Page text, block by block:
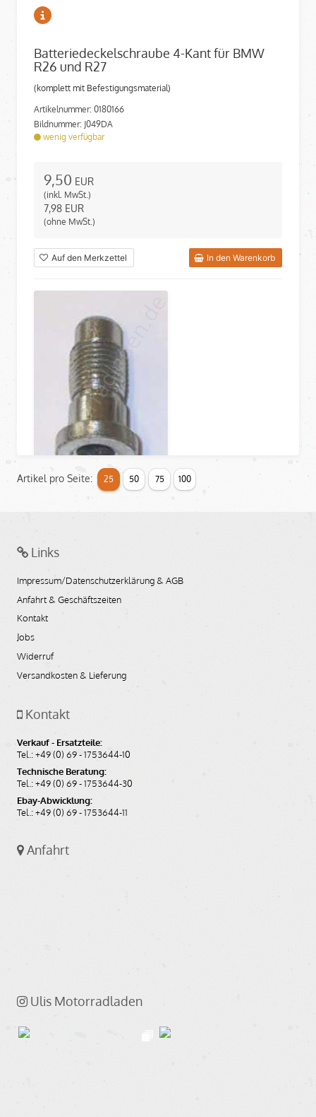
Batteriedeckelschraube 4-Kant für BMW
R26 und R27
(komplett mit Befestigungsmaterial)
Artikelnummer: 0180166
Bildnummer: J049DA
wenig verfügbar
9,50 EUR
(inkl. MwSt.)
7,98 EUR
(ohne MwSt.)
Auf den Merkzettel In den Warenkorb
(einzeln)
Artikelnummer: 0180165
Bildnummer: J049DA
5,20
4,37EUR
Artikel pro Seite: 25 50 75 100
Links
Impressum/Datenschutzerklärung & AGB
Anfahrt & Geschäftszeiten
Kontakt
Jobs
Widerruf
Versandkosten & Lieferung
Kontakt
Verkauf - Ersatzteile:
Tel.: +49 (0) 69 - 1753644-10
Technische Beratung:
Tel.: +49 (0) 69 - 1753644-30
Ebay-Abwicklung:
Tel.: +49 (0) 69 - 1753644-11
Anfahrt
Ulis Motorradladen